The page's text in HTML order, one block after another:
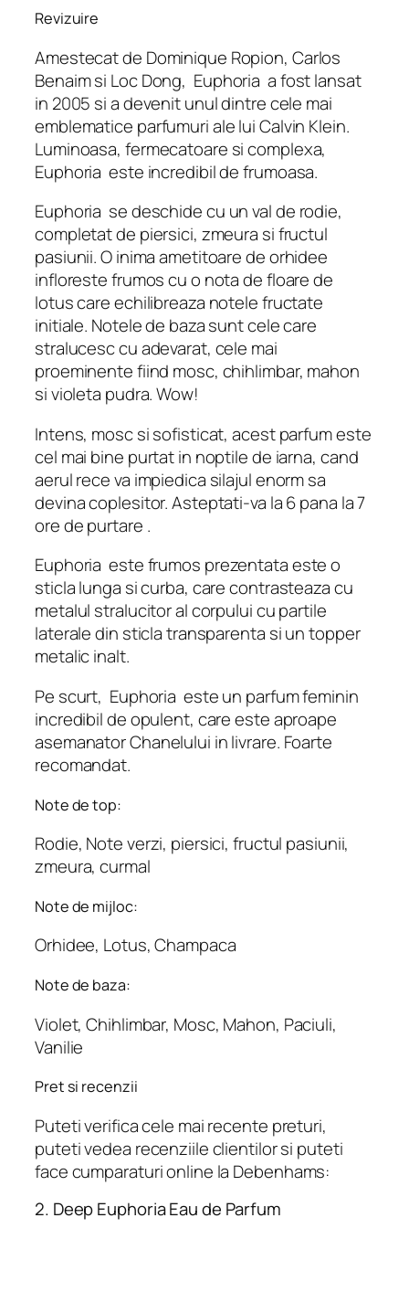
Revizuire
Amestecat de Dominique Ropion, Carlos
Benaim si Loc Dong, Euphoria a fost lansat
in 2005 si a devenit unul dintre cele mai
emblematice parfumuri ale lui Calvin Klein.
Luminoasa, fermecatoare si complexa,
Euphoria este incredibil de frumoasa.
Euphoria se deschide cu un val de rodie,
completat de piersici, zmeura si fructul
pasiunii. O inima ametitoare de orhidee
infloreste frumos cu o nota de floare de
lotus care echilibreaza notele fructate
initiale. Notele de baza sunt cele care
stralucesc cu adevarat, cele mai
proeminente fiind mosc, chihlimbar, mahon
si violeta pudra. Wow!
Intens, mosc si sofisticat, acest parfum este
cel mai bine purtat in noptile de iarna, cand
aerul rece va impiedica silajul enorm sa
devina coplesitor. Asteptati-va la 6 pana la 7
ore de purtare .
Euphoria este frumos prezentata este o
sticla lunga si curba, care contrasteaza cu
metalul stralucitor al corpului cu partile
laterale din sticla transparenta si un topper
metalic inalt.
Pe scurt, Euphoria este un parfum feminin
incredibil de opulent, care este aproape
asemanator Chanelului in livrare. Foarte
recomandat.
Note de top:
Rodie, Note verzi, piersici, fructul pasiunii,
zmeura, curmal
Note de mijloc:
Orhidee, Lotus, Champaca
Note de baza:
Violet, Chihlimbar, Mosc, Mahon, Paciuli,
Vanilie
Pret si recenzii
Puteti verifica cele mai recente preturi,
puteti vedea recenziile clientilor si puteti
face cumparaturi online la Debenhams:
2. Deep Euphoria Eau de Parfum